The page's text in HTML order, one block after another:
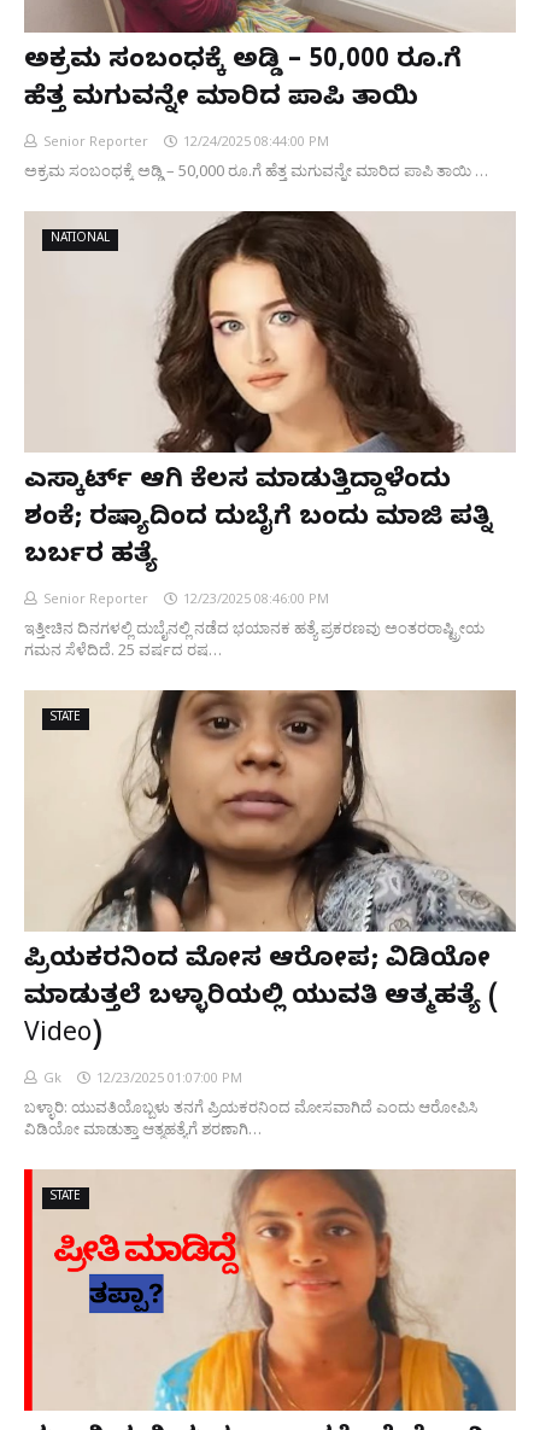
ಅಕ್ರಮ ಸಂಬಂಧಕ್ಕೆ ಅಡ್ಡಿ – 50,000 ರೂ.ಗೆ
ಹೆತ್ತ ಮಗುವನ್ನೇ ಮಾರಿದ ಪಾಪಿ ತಾಯಿ
Senior Reporter 12/24/2025 08:44:00 PM
ಅಕ್ರಮ ಸಂಬಂಧಕ್ಕೆ ಅಡ್ಡಿ – 50,000 ರೂ.ಗೆ ಹೆತ್ತ ಮಗುವನ್ನೇ ಮಾರಿದ ಪಾಪಿ ತಾಯಿ …
NATIONAL
ಎಸ್ಕಾರ್ಟ್‌ ಆಗಿ ಕೆಲಸ ಮಾಡುತ್ತಿದ್ದಾಳೆಂದು
ಶಂಕೆ; ರಷ್ಯಾದಿಂದ ದುಬೈಗೆ ಬಂದು ಮಾಜಿ ಪತ್ನಿ
ಬರ್ಬರ ಹತ್ಯೆ
Senior Reporter 12/23/2025 08:46:00 PM
ಇತ್ತೀಚಿನ ದಿನಗಳಲ್ಲಿ ದುಬೈನಲ್ಲಿ ನಡೆದ ಭಯಾನಕ ಹತ್ಯೆ ಪ್ರಕರಣವು ಅಂತರರಾಷ್ಟ್ರೀಯ
ಗಮನ ಸೆಳೆದಿದೆ. 25 ವರ್ಷದ ರಷ…
STATE
ಪ್ರಿಯಕರನಿಂದ ಮೋಸ ಆರೋಪ; ವಿಡಿಯೋ
ಮಾಡುತ್ತಲೆ ಬಳ್ಳಾರಿಯಲ್ಲಿ ಯುವತಿ ಆತ್ಮಹತ್ಯೆ (
Video)
Gk 12/23/2025 01:07:00 PM
ಬಳ್ಳಾರಿ: ಯುವತಿಯೊಬ್ಬಳು ತನಗೆ ಪ್ರಿಯಕರನಿಂದ ಮೋಸವಾಗಿದೆ ಎಂದು ಆರೋಪಿಸಿ
ವಿಡಿಯೋ ಮಾಡುತ್ತಾ ಆತ್ಮಹತ್ಯೆಗೆ ಶರಣಾಗಿ…
STATE